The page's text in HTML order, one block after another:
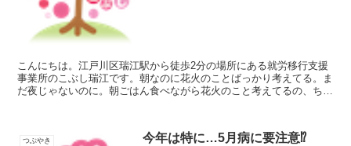
こんにちは。江戸川区瑞江駅から徒歩2分の場所にある就労移行支援
事業所のこぶし瑞江です。朝なのに花火のことばっかり考えてる。ま
だ夜じゃないのに。朝ごはん食べながら花火のこと考えてるの、ちょ
つぶやき 今年は特に…5月病に要注意⁉